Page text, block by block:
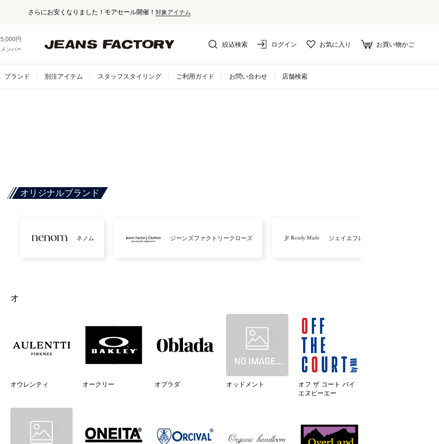
さらにお安くなりました！モアセール開催！ 対象アイテム
5,000円以上お買い上げで送料無料！
メンバー登録でお得な情報をゲット。さらに詳しく
絞込検索 ログイン お気に入り お買い物かご
ブランド 別注アイテム スタッフスタイリング ご利用ガイド お問い合わせ 店舗検索
オリジナルブランド
ネノム ジーンズファクトリークローズ ジェイエフレディメイド
オ
オウレンティ オークリー オブラダ オッドメント
オフ ザ コート バイ
エヌビーエー